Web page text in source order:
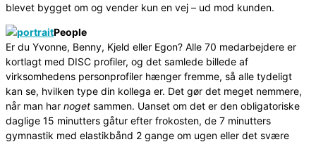
blevet bygget om og vender kun en vej – ud mod kunden.
People
Er du Yvonne, Benny, Kjeld eller Egon? Alle 70 medarbejdere er
kortlagt med DISC profiler, og det samlede billede af
virksomhedens personprofiler hænger fremme, så alle tydeligt
kan se, hvilken type din kollega er. Det gør det meget nemmere,
når man har noget sammen. Uanset om det er den obligatoriske
daglige 15 minutters gåtur efter frokosten, de 7 minutters
gymnastik med elastikbånd 2 gange om ugen eller det svære